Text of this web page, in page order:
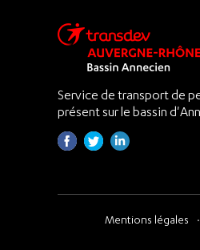
Service de transport de
présent sur le bassin
Mentions légales